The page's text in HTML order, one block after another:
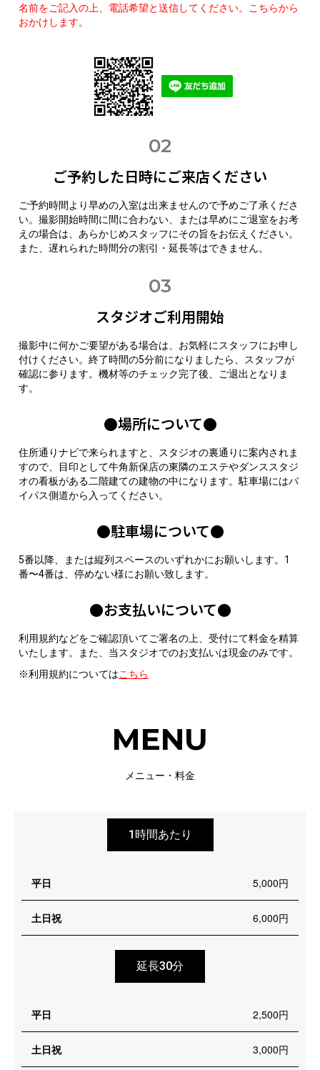
名前をご記入の上、電話希望と送信してください。こちらから
おかけします。
02
ご予約した日時にご来店ください
ご予約時間より早めの入室は出来ませんので予めご了承くださ
い。 撮影開始時間に間に合わない、または早めにご退室をお考
えの場合は、あらかじめスタッフにその旨をお伝えください。
また、遅れられた時間分の割引・延長等はできません。
03
スタジオご利用開始
撮影中に何かご要望がある場合は、お気軽にスタッフにお申し
付けください。終了時間の5分前になりましたら、スタッフが
確認に参ります。機材等のチェック完了後、ご退出となりま
す。
●場所について●
住所通りナビで来られますと、スタジオの裏通りに案内されま
すので、目印として牛角新保店の東隣のエステやダンススタジ
オの看板がある二階建ての建物の中になります。駐車場にはバ
イパス側道から入ってください。
●駐車場について●
5番以降、または縦列スペースのいずれかにお願いします。 1
番〜4番は、停めない様にお願い致します。
●お支払いについて●
利用規約などをご確認頂いてご署名の上、受付にて料金を精算
いたします。また、当スタジオでのお支払いは現金のみです。
※利用規約についてはこちら
MENU
メニュー・料金
1時間あたり
平日 5,000円
土日祝 6,000円
延長30分
平日 2,500円
土日祝 3,000円